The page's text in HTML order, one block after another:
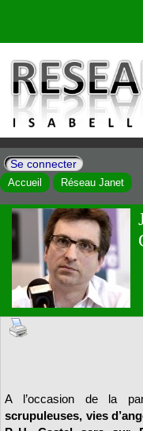
Se connecter
Accueil Réseau Janet
A l’occasion de la
scrupuleuses, vies